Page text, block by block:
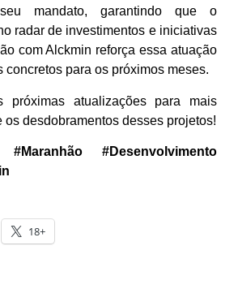
mandato, garantindo que o
radar de investimentos e iniciativas
com Alckmin reforça essa atuação
concretos para os próximos meses.
próximas atualizações para mais
os desdobramentos desses projetos!
#Maranhão #Desenvolvimento
18+